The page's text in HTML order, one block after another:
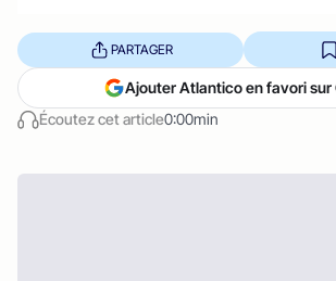
Écoutez cet article0:00min
PARTAGER
Ajouter Atlantico en favori sur